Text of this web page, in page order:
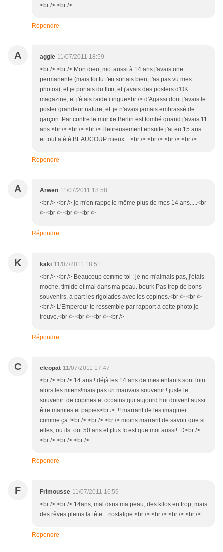
<br /> <br />
Répondre
A aggie 11/07/2011 18:59
<br /> <br /> Mon dieu, moi aussi à 14 ans j'avais une
permanente (mais toi tu t'en sortais bien, t'as pas vu mes
photos), et je portais du fluo, et j'avais des posters d'OK
magazine, et j'étais raide dingue<br /> d'Agassi dont j'avais le
poster grandeur nature, et je n'avais jamais embrassé de
garçon. Par contre le mur de Berlin est tombé quand j'avais 11
ans.<br /> <br /> <br /> Heureusement ensuite j'ai eu 15 ans
et tout a été BEAUCOUP mieux....<br /> <br /> <br /> <br />
Répondre
A Arwen 11/07/2011 18:58
<br /> <br /> je m'en rappelle même plus de mes 14 ans.....<br
/> <br /> <br /> <br />
Répondre
K kaki 11/07/2011 18:51
<br /> <br /> Beaucoup comme toi : je ne m'aimais pas, j'étais
moche, timide et mal dans ma peau. beurk Pas trop de bons
souvenirs, à part les rigolades avec les copines.<br /> <br />
<br /> L'Empereur te ressemble par rapport à cette photo je
trouve.<br /> <br /> <br /> <br />
Répondre
C cleopat 11/07/2011 17:47
<br /> <br /> 14 ans ! déjà les 14 ans de mes enfants sont loin
alors les miens!mais pas un mauvais souvenir ! juste le
souvenir de copines et copains qui aujourd hui doivent aussi
être mamies et papies<br /> !! marrant de les imaginer
comme ça !<br /> <br /> <br /> moins marrant de savoir que si
elles, ou ils ont 50 ans et plus !c est que moi aussi! :D<br />
<br /> <br /> <br />
Répondre
F Frimousse 11/07/2011 16:59
<br /> <br /> 14ans, mal dans ma peau, des kilos en trop, mais
des rêves pleins la tête... nostalgie.<br /> <br /> <br /> <br />
Répondre